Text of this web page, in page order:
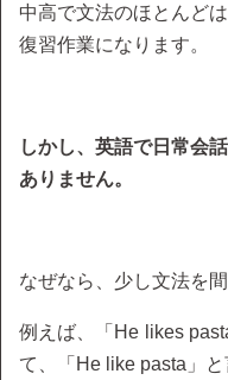
中高で文法のほとんど
復習作業になります。
しかし、英語で日常会
ありません。
なぜなら、少し文法を
例えば、「He likes
て、「He like pasta」